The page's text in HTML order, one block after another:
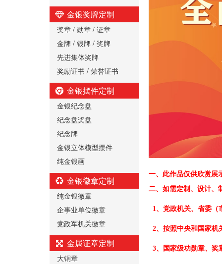
金银奖牌定制
奖章 / 勋章 / 证章
金牌 / 银牌 / 奖牌
先进集体奖牌
奖励证书 / 荣誉证书
金银摆件定制
金银纪念盘
纪念盘奖盘
纪念牌
金银立体模型摆件
纯金银画
金银徽章定制
纯金银徽章
企事业单位徽章
党政军机关徽章
金属证章定制
大铜章
一、 此作品仅供欣赏展
二、 如需定制、设计、
1、党政机关、省委（
2、按照中央和国家机
3、国家级功勋章、奖